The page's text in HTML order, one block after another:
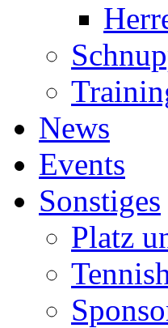
News
Events
Sonstiges
Platz